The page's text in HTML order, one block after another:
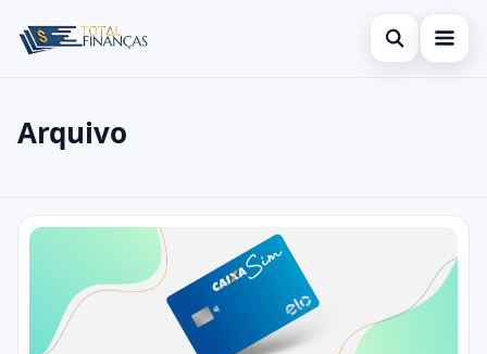
Abrir busca
Cartão de Crédito
Buscar no site
Pressione Enter para buscar ou ESC para fechar.
Arquivo
Posts